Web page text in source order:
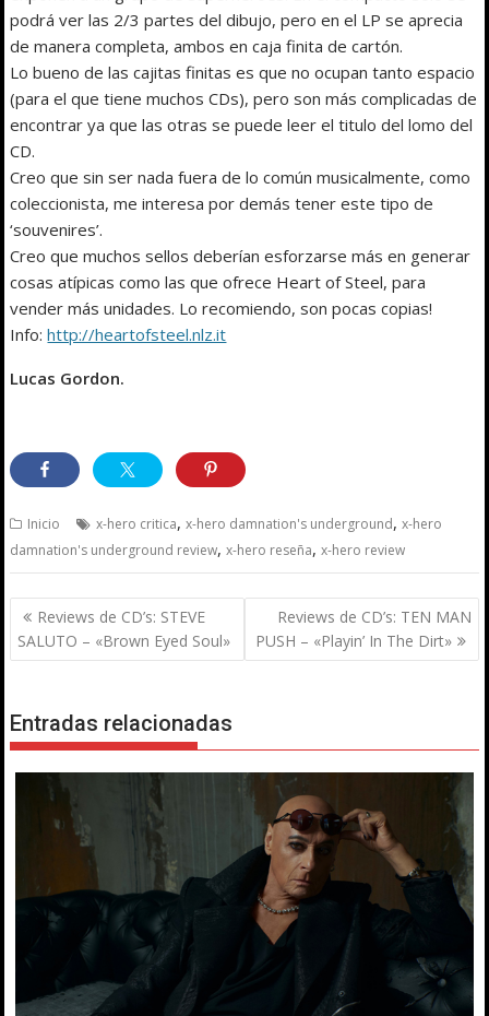
podrá ver las 2/3 partes del dibujo, pero en el LP se aprecia
de manera completa, ambos en caja finita de cartón.
Lo bueno de las cajitas finitas es que no ocupan tanto espacio
(para el que tiene muchos CDs), pero son más complicadas de
encontrar ya que las otras se puede leer el titulo del lomo del
CD.
Creo que sin ser nada fuera de lo común musicalmente, como
coleccionista, me interesa por demás tener este tipo de
‘souvenires’.
Creo que muchos sellos deberían esforzarse más en generar
cosas atípicas como las que ofrece Heart of Steel, para
vender más unidades. Lo recomiendo, son pocas copias!
Info:http://heartofsteel.nlz.it
Lucas Gordon.
Inicio x-hero critica,x-hero damnation's underground,x-hero
damnation's underground review,x-hero reseña,x-hero review
Navegación
de
entradas
Reviews de CD’s: STEVE
SALUTO – «Brown Eyed Soul»
Reviews de CD’s: TEN MAN
PUSH – «Playin’ In The Dirt»
Entradas relacionadas